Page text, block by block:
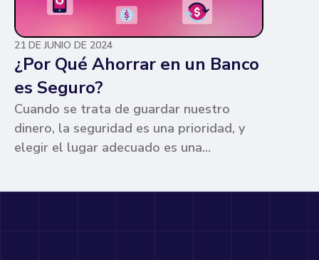
21 DE JUNIO DE 2024
¿Por Qué Ahorrar en un Banco
es Seguro?
Cuando se trata de guardar nuestro
dinero, la seguridad es una prioridad, y
elegir el lugar adecuado es una